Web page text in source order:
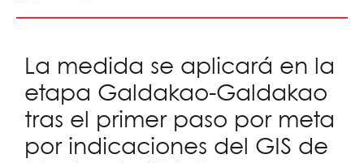
La medida se aplicará en la
etapa Galdakao-Galdakao
tras el primer paso por meta
por indicaciones del GIS de